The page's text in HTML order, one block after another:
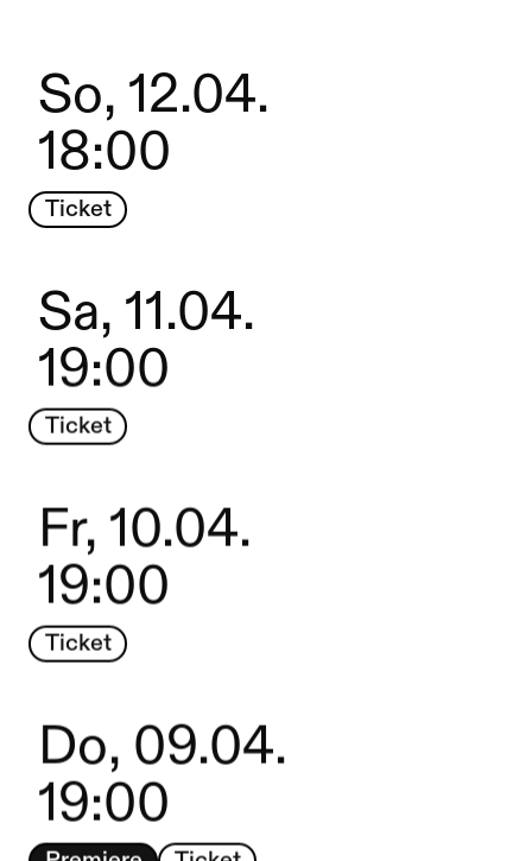
So, 12.04.
18:00
Ticket
Sa, 11.04.
19:00
Ticket
Fr, 10.04.
19:00
Ticket
Do, 09.04.
19:00